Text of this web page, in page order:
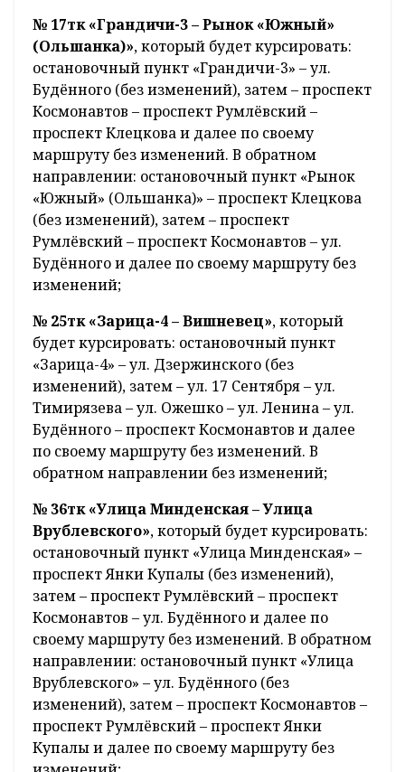
№ 17тк «Грандичи-3 – Рынок «Южный»
(Ольшанка)», который будет курсировать:
остановочный пункт «Грандичи-3» – ул.
Будённого (без изменений), затем – проспект
Космонавтов – проспект Румлёвский –
проспект Клецкова и далее по своему
маршруту без изменений. В обратном
направлении: остановочный пункт «Рынок
«Южный» (Ольшанка)» – проспект Клецкова
(без изменений), затем – проспект
Румлёвский – проспект Космонавтов – ул.
Будённого и далее по своему маршруту без
изменений;
№ 25тк «Зарица-4 – Вишневец», который
будет курсировать: остановочный пункт
«Зарица-4» – ул. Дзержинского (без
изменений), затем – ул. 17 Сентября – ул.
Тимирязева – ул. Ожешко – ул. Ленина – ул.
Будённого – проспект Космонавтов и далее
по своему маршруту без изменений. В
обратном направлении без изменений;
№ 36тк «Улица Минденская – Улица
Врублевского», который будет курсировать:
остановочный пункт «Улица Минденская» –
проспект Янки Купалы (без изменений),
затем – проспект Румлёвский – проспект
Космонавтов – ул. Будённого и далее по
своему маршруту без изменений. В обратном
направлении: остановочный пункт «Улица
Врублевского» – ул. Будённого (без
изменений), затем – проспект Космонавтов –
проспект Румлёвский – проспект Янки
Купалы и далее по своему маршруту без